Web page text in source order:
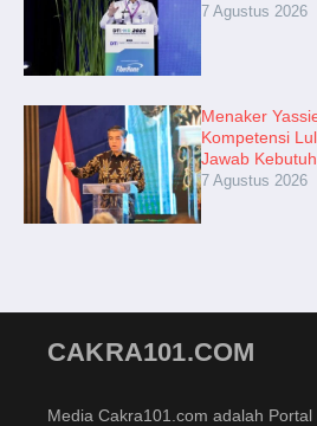
7 Agustus 2026
Menaker
Kompetensi
Jawab
7 Agustus 2026
CAKRA101.COM
Media Cakra101.com adalah